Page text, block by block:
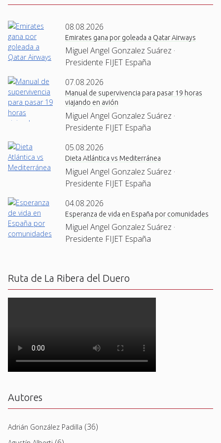
08.08.2026
Emirates gana por goleada a Qatar Airways
Miguel Angel Gonzalez Suárez ·
Presidente FIJET España
07.08.2026
Manual de supervivencia para pasar 19 horas
viajando en avión
Miguel Angel Gonzalez Suárez ·
Presidente FIJET España
05.08.2026
Dieta Atlántica vs Mediterránea
Miguel Angel Gonzalez Suárez ·
Presidente FIJET España
04.08.2026
Esperanza de vida en España por comunidades
Miguel Angel Gonzalez Suárez ·
Presidente FIJET España
Ruta de La Ribera del Duero
Autores
Adrián González Padilla (36)